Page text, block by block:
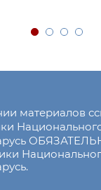
материалов